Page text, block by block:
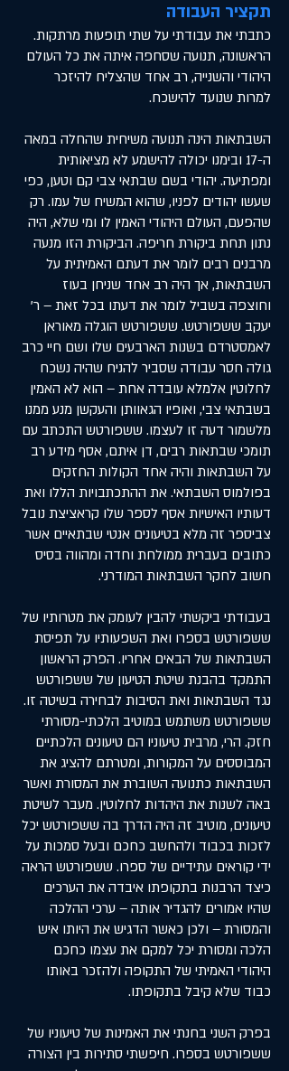
תקציר העבודה
כתבתי את עבודתי על שתי תופעות מרתקות.
הראשונה, תנועה שסחפה איתה את כל העולם
היהודי והשנייה, רב אחד שהצליח להיזכר
למרות שנועד להישכח.
השבתאות הינה תנועה משיחית שהחלה במאה
ה-17 ובימנו יכולה להישמע לא מציאותית
ומפתיעה. יהודי בשם שבתאי צבי קם וטען, כפי
שעשו יהודים לפניו, שהוא המשיח של עמו. רק
שהפעם, העולם היהודי האמין לו ומי שלא, היה
נתון תחת ביקורת חריפה. הביקורת הזו מנעה
מרבנים רבים לומר את דעתם האמיתית על
השבתאות, אך היה רב אחד שניחן בעוז
וחוצפה בשביל לומר את דעתו בכל זאת – ר'
יעקב ששפורטש. ששפורטש הוגלה מאוראן
לאמסטרדם בשנות הארבעים שלו ושם חיי כרב
גולה חסר עבודה שסביר להניח שהיה נשכח
לחלוטין אלמלא עובדה אחת – הוא לא האמין
בשבתאי צבי, ואופיו הגאוותן והעקשן מנע ממנו
מלשמור דעה זו לעצמו. ששפורטש התכתב עם
תומכי שבתאות רבים, דן איתם, אסף מידע רב
על השבתאות והיה אחד הקולות החזקים
בפולמוס השבתאי. את ההתכתבויות הללו ואת
דעותיו האישיות אסף לספר שלו קראציצת נובל
צביספר זה מלא בטיעונים אנטי שבתאיים אשר
כתובים בעברית ממולחת וחדה ומהווה בסיס
חשוב לחקר השבתאות המודרני.
בעבודתי ביקשתי להבין לעומק את מטרותיו של
ששפורטש בספרו ואת השפעותיו על תפיסת
השבתאות של הבאים אחריו. הפרק הראשון
התמקד בהבנת שיטת הטיעון של ששפורטש
נגד השבתאות ואת הסיבות לבחירה בשיטה זו.
ששפורטש משתמש במוטיב הלכתי-מסורתי
חזק. הרי, מרבית טיעוניו הם טיעונים הלכתיים
המבוססים על המקורות, ומטרתם להציג את
השבתאות כתנועה השוברת את המסורת ואשר
באה לשנות את היהדות לחלוטין. מעבר לשיטת
טיעונים, מוטיב זה היה הדרך בה ששפורטש יכל
לזכות בכבוד ולהחשב כחכם ובעל סמכות על
ידי קוראים עתידיים של ספרו. ששפורטש הראה
כיצד הרבנות בתקופתו איבדה את הערכים
שהיו אמורים להגדיר אותה – ערכי ההלכה
והמסורת – ולכן כאשר הדגיש את היותו איש
הלכה ומסורת יכל למקם את עצמו כחכם
היהודי האמיתי של התקופה ולהזכר באותו
כבוד שלא קיבל בתקופתו.
בפרק השני בחנתי את האמינות של טיעוניו של
ששפורטש בספרו. חיפשתי סתירות בין הצורה